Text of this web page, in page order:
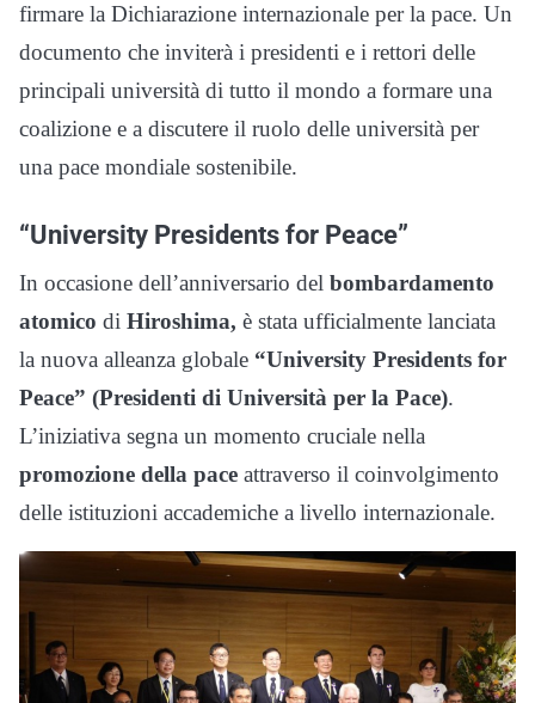
firmare la Dichiarazione internazionale per la pace. Un
documento che inviterà i presidenti e i rettori delle
principali università di tutto il mondo a formare una
coalizione e a discutere il ruolo delle università per
una pace mondiale sostenibile.
“University Presidents for Peace”
In occasione dell’anniversario del bombardamento
atomico di Hiroshima, è stata ufficialmente lanciata
la nuova alleanza globale “University Presidents for
Peace” (Presidenti di Università per la Pace).
L’iniziativa segna un momento cruciale nella
promozione della pace attraverso il coinvolgimento
delle istituzioni accademiche a livello internazionale.